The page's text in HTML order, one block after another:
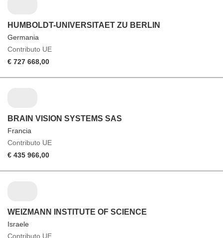
HUMBOLDT-UNIVERSITAET ZU BERLIN
Germania
Contributo UE
€ 727 668,00
BRAIN VISION SYSTEMS SAS
Francia
Contributo UE
€ 435 966,00
WEIZMANN INSTITUTE OF SCIENCE
Israele
Contributo UE